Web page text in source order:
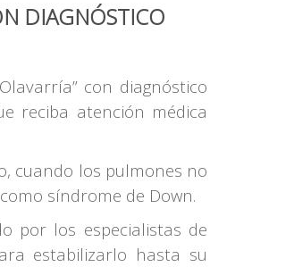
DIAGNÓSTICO
con diagnóstico
reciba atención médica
cuando los pulmones no
síndrome de Down.
por los especialistas de
estabilizarlo hasta su